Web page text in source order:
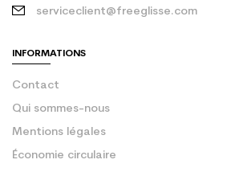
serviceclient@freeglisse.com
INFORMATIONS
Contact
Qui sommes-nous
Mentions légales
Économie circulaire